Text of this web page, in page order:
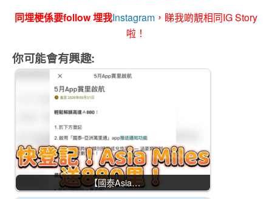
同埋梗係要follow 埋我Instagram ，睇我啲靚相同IG Story
啦！
你可能會有興趣:
【國泰Asia…